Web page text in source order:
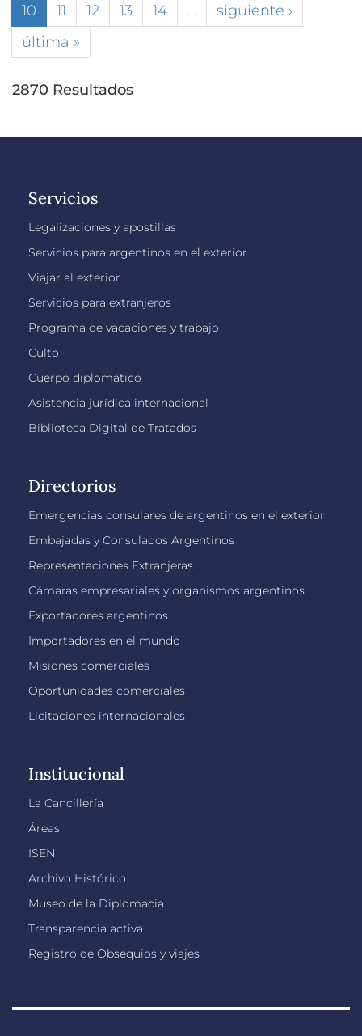
10
11 12 13 14 …
siguiente ›
última »
2870 Resultados
Servicios
Legalizaciones y apostillas
Servicios para argentinos en el exterior
Viajar al exterior
Servicios para extranjeros
Programa de vacaciones y trabajo
Culto
Cuerpo diplomático
Asistencia jurídica internacional
Biblioteca Digital de Tratados
Directorios
Emergencias consulares de argentinos en el exterior
Embajadas y Consulados Argentinos
Representaciones Extranjeras
Cámaras empresariales y organismos argentinos
Exportadores argentinos
Importadores en el mundo
Misiones comerciales
Oportunidades comerciales
Licitaciones internacionales
Institucional
La Cancillería
Áreas
ISEN
Archivo Histórico
Museo de la Diplomacia
Transparencia activa
Registro de Obsequios y viajes